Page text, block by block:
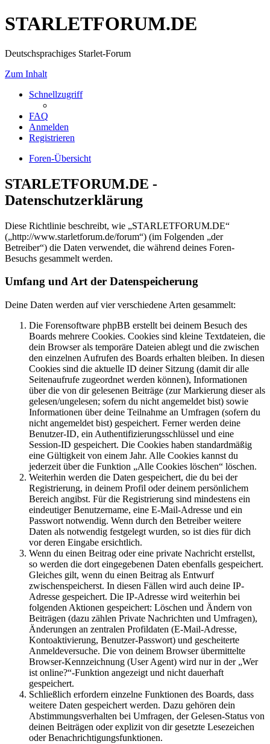
STARLETFORUM.DE
Deutschsprachiges Starlet-Forum
Zum Inhalt
Schnellzugriff
FAQ
Anmelden
Registrieren
Foren-Übersicht
STARLETFORUM.DE -
Datenschutzerklärung
Diese Richtlinie beschreibt, wie „STARLETFORUM.DE“
(„http://www.starletforum.de/forum“) (im Folgenden „der
Betreiber“) die Daten verwendet, die während deines Foren-
Besuchs gesammelt werden.
Umfang und Art der Datenspeicherung
Deine Daten werden auf vier verschiedene Arten gesammelt:
Die Forensoftware phpBB erstellt bei deinem Besuch des
Boards mehrere Cookies. Cookies sind kleine Textdateien, die
dein Browser als temporäre Dateien ablegt und die zwischen
den einzelnen Aufrufen des Boards erhalten bleiben. In diesen
Cookies sind die aktuelle ID deiner Sitzung (damit dir alle
Seitenaufrufe zugeordnet werden können), Informationen
über die von dir gelesenen Beiträge (zur Markierung dieser als
gelesen/ungelesen; sofern du nicht angemeldet bist) sowie
Informationen über deine Teilnahme an Umfragen (sofern du
nicht angemeldet bist) gespeichert. Ferner werden deine
Benutzer-ID, ein Authentifizierungsschlüssel und eine
Session-ID gespeichert. Die Cookies haben standardmäßig
eine Gültigkeit von einem Jahr. Alle Cookies kannst du
jederzeit über die Funktion „Alle Cookies löschen“ löschen.
Weiterhin werden die Daten gespeichert, die du bei der
Registrierung, in deinem Profil oder deinem persönlichem
Bereich angibst. Für die Registrierung sind mindestens ein
eindeutiger Benutzername, eine E-Mail-Adresse und ein
Passwort notwendig. Wenn durch den Betreiber weitere
Daten als notwendig festgelegt wurden, so ist dies für dich
vor deren Eingabe ersichtlich.
Wenn du einen Beitrag oder eine private Nachricht erstellst,
so werden die dort eingegebenen Daten ebenfalls gespeichert.
Gleiches gilt, wenn du einen Beitrag als Entwurf
zwischenspeicherst. In diesen Fällen wird auch deine IP-
Adresse gespeichert. Die IP-Adresse wird weiterhin bei
folgenden Aktionen gespeichert: Löschen und Ändern von
Beiträgen (dazu zählen Private Nachrichten und Umfragen),
Änderungen an zentralen Profildaten (E-Mail-Adresse,
Kontoaktivierung, Benutzer-Passwort) und gescheiterte
Anmeldeversuche. Die von deinem Browser übermittelte
Browser-Kennzeichnung (User Agent) wird nur in der „Wer
ist online?“-Funktion angezeigt und nicht dauerhaft
gespeichert.
Schließlich erfordern einzelne Funktionen des Boards, dass
weitere Daten gespeichert werden. Dazu gehören dein
Abstimmungsverhalten bei Umfragen, der Gelesen-Status von
deinen Beiträgen oder explizit von dir gesetzte Lesezeichen
oder Benachrichtigungsfunktionen.